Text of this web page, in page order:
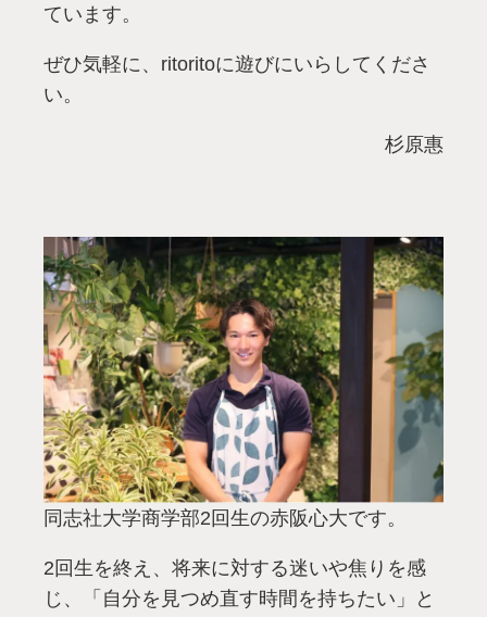
ています。
ぜひ気軽に、ritoritoに遊びにいらしてくださ
い。
杉原惠
同志社大学商学部2回生の赤阪心大です。
2回生を終え、将来に対する迷いや焦りを感
じ、「自分を見つめ直す時間を持ちたい」と